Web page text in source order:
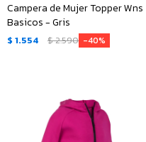
Campera de Mujer Topper Wns
Basicos - Gris
$ 1.554 $2.590 40